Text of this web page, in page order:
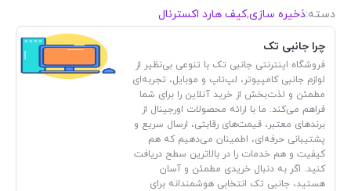
دسته:ذخیره سازی,کیف هارد اکسترنال
چرا جانبی تک
فروشگاه اینترنتی جانبی تک با تنوعی بی‌نظیر از
لوازم جانبی کامپیوتر، لپ‌تاپ و موبایل، تجربه‌ای
مطمئن و لذت‌بخش از خرید آنلاین را برای شما
فراهم می‌کند. ما با ارائه محصولات اورجینال از
برندهای معتبر، قیمت‌های رقابتی، ارسال سریع و
پشتیبانی حرفه‌ای، اطمینان می‌دهیم که هم
کیفیت و هم خدمات را در بالاترین سطح دریافت
کنید. اگر به دنبال خریدی مطمئن و آسان
هستید، جانبی تک انتخابی هوشمندانه برای